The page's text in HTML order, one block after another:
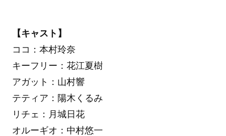
【キャスト】
ココ：本村玲奈
キーフリー：花江夏樹
アガット：山村響
テティア：陽木くるみ
リチェ：月城日花
オルーギオ：中村悠一